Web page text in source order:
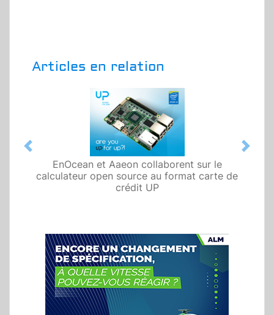
Articles en relation
EnOcean et Aaeon collaborent sur le
calculateur open source au format carte de
crédit UP
Previous Next